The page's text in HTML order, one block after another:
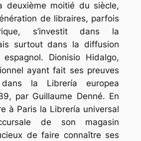
deuxième moitié du siècle,
de libraires, parfois
s’investit dans la
surtout dans la diffusion
espagnol. Dionisio Hidalgo,
ayant fait ses preuves
la Librería europea
par Guillaume Denné. En
à Paris la Librería universal
de son magasin
de faire connaître ses